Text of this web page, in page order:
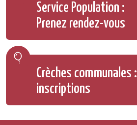
Service Population :
Prenez rendez-vous
Crèches communales :
inscriptions